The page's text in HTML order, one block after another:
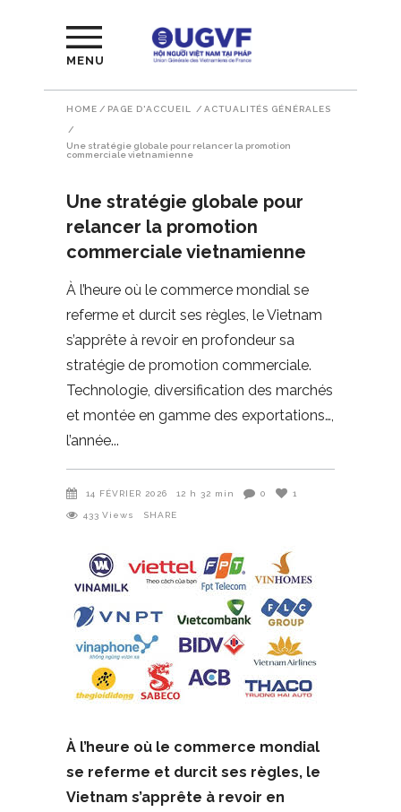
MENU
HOME / PAGE D'ACCUEIL / ACTUALITÉS GÉNÉRALES
/
Une stratégie globale pour relancer la promotion
commerciale vietnamienne
Une stratégie globale pour
relancer la promotion
commerciale vietnamienne
À l’heure où le commerce mondial se
referme et durcit ses règles, le Vietnam
s’apprête à revoir en profondeur sa
stratégie de promotion commerciale.
Technologie, diversification des marchés
et montée en gamme des exportations…,
l’année
14 FÉVRIER 2026 12 h 32 min 0 1
433 Views SHARE
À l’heure où le commerce mondial
se referme et durcit ses règles, le
Vietnam s’apprête à revoir en